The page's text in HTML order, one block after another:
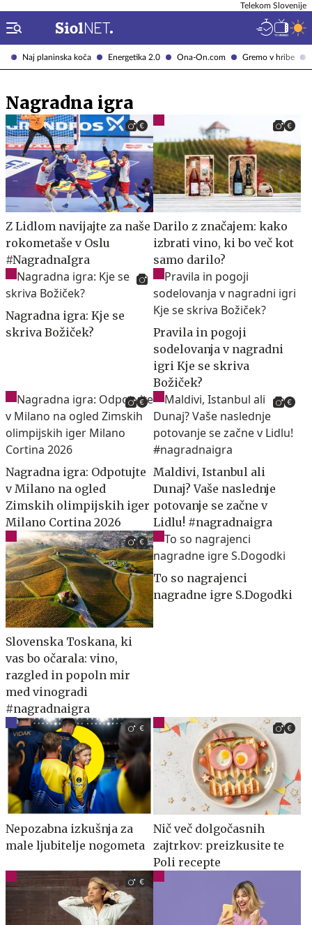
Naj planinska koča Energetika 2.0 Ona-On.com Gremo v hribe
Telekom Slovenije
Nagradna igra
Z Lidlom navijajte za naše
rokometaše v Oslu
#NagradnaIgra
Darilo z značajem: kako
izbrati vino, ki bo več kot
samo darilo?
Nagradna igra: Kje se
skriva Božiček?
Pravila in pogoji
sodelovanja v nagradni
igri Kje se skriva
Božiček?
Nagradna igra: Odpotujte
v Milano na ogled
Zimskih olimpijskih iger
Milano Cortina 2026
Maldivi, Istanbul ali
Dunaj? Vaše naslednje
potovanje se začne v
Lidlu! #nagradnaigra
Slovenska Toskana, ki
vas bo očarala: vino,
razgled in popoln mir
med vinogradi
#nagradnaigra
To so nagrajenci
nagradne igre S.Dogodki
Nepozabna izkušnja za
male ljubitelje nogometa
Nič več dolgočasnih
zajtrkov: preizkusite te
Poli recepte